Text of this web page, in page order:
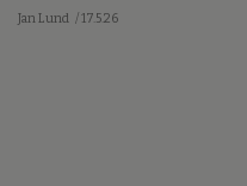
Jan Lund / 17.5.26